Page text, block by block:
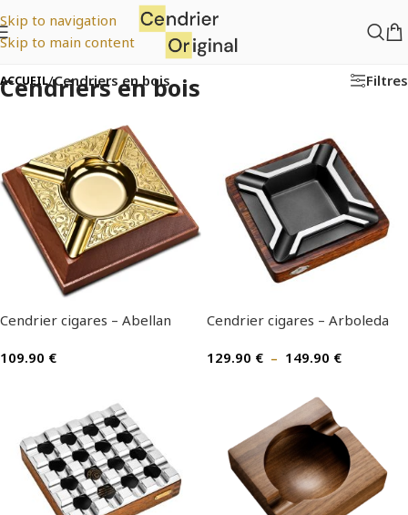
Skip to navigation
Skip to main content
Cendriers en bois
ACCUEIL/Cendriers en bois Filtres
Cendrier cigares – Abellan
109.90 €
Cendrier cigares – Arboleda
129.90 € – 149.90 €